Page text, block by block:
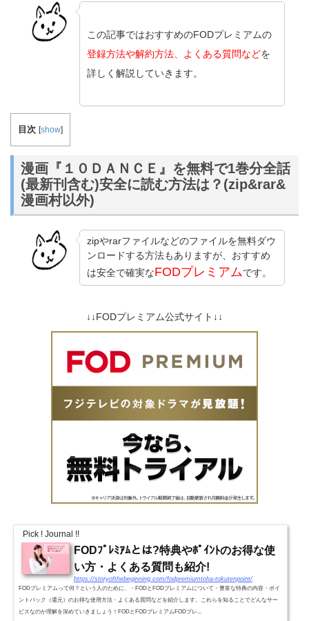
この記事ではおすすめのFODプレミアムの
登録方法や解約方法、よくある質問などを
詳しく解説していきます。
目次 [show]
漫画『１０ＤＡＮＣＥ』を無料で1巻分全話
(最新刊含む)安全に読む方法は？(zip&rar&
漫画村以外)
zipやrarファイルなどのファイルを無料ダウ
ンロードする方法もありますが、おすすめ
は安全で確実なFODプレミアムです。
↓↓FODプレミアム公式サイト↓↓
Pick ! Journal !!
FODﾌﾟﾚﾐｱﾑとは?特典やﾎﾟｲﾝﾄのお得な使
い方・よくある質問も紹介!
https://storyofthebeginning.com/fodpremiumtoha-tokutenpoint/
FODプレミアムって何？という人のために、・FODとFODプレミアムについて・豊富な特典の内容・ポイ
ントバック（還元）のお得な使用方法・よくある質問などを紹介します。これらを知ることでどんなサー
ビスなのか理解を深めていきましょう！FODとFODプレミアムFODプレ...